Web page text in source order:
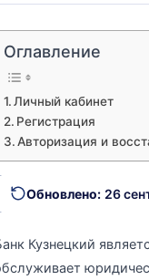
Оглавление
Личный кабинет
Регистрация
Авторизация и
Обновлено: 26
Кузнецкий